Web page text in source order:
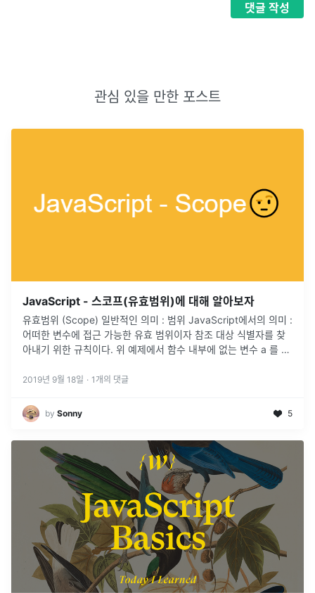
댓글 작성
관심 있을 만한 포스트
JavaScript - 스코프(유효범위)에 대해 알아보자
유효범위 (Scope) 일반적인 의미 : 범위 JavaScript에서의 의미 :
어떠한 변수에 접근 가능한 유효 범위이자 참조 대상 식별자를 찾
아내기 위한 규칙이다. 위 예제에서 함수 내부에 없는 변수 a 를 불
2019년 9월 18일 · 1 개의 댓글
by Sonny 5